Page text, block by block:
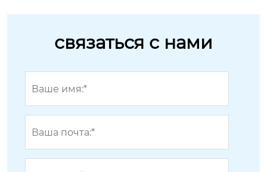
связаться с нами